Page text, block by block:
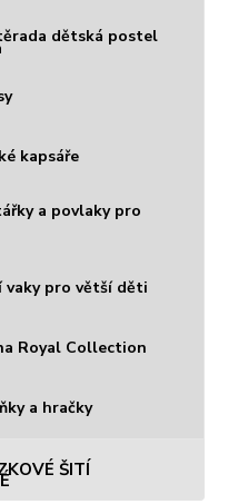
dětská postel
kapsáře
a povlaky pro
vaky pro větší děti
Royal Collection
a hračky
ŠITÍ